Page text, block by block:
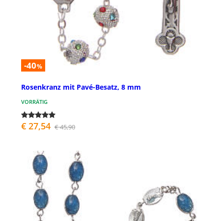
-40%
Rosenkranz mit Pavé-Besatz, 8 mm
VORRÄTIG
€ 27,54 € 45,90